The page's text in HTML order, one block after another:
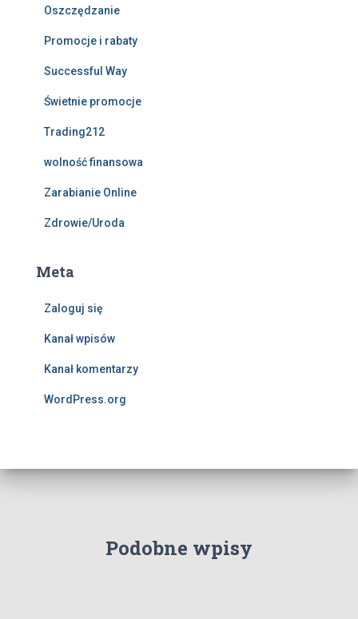
Oszczędzanie
Promocje i rabaty
Successful Way
Świetnie promocje
Trading212
wolność finansowa
Zarabianie Online
Zdrowie/Uroda
Meta
Zaloguj się
Kanał wpisów
Kanał komentarzy
WordPress.org
Podobne wpisy